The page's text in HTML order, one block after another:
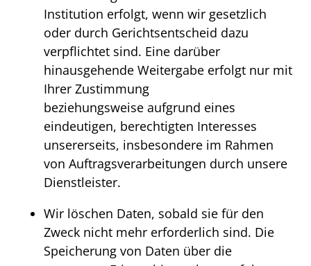
Institution erfolgt, wenn wir gesetzlich
oder durch Gerichtsentscheid dazu
verpflichtet sind. Eine darüber
hinausgehende Weitergabe erfolgt nur mit
Ihrer Zustimmung
beziehungsweise aufgrund eines
eindeutigen, berechtigten Interesses
unsererseits, insbesondere im Rahmen
von Auftragsverarbeitungen durch unsere
Dienstleister.
Wir löschen Daten, sobald sie für den
Zweck nicht mehr erforderlich sind. Die
Speicherung von Daten über die